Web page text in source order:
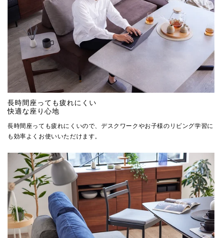
長時間座っても疲れにくい
快適な座り心地
長時間座っても疲れにくいので、デスクワークやお子様のリビング学習に
も効率よくお使いいただけます。